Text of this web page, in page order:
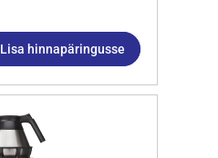
Lisa hinnapäringusse